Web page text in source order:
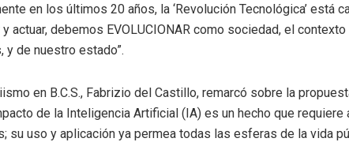
en los últimos 20 años, la ‘Revolución Tecnológica’ está
actuar, debemos EVOLUCIONAR como sociedad, el
de nuestro estado”.
en B.C.S., Fabrizio del Castillo, remarcó sobre la
de la Inteligencia Artificial (IA) es un hecho que requiere
su uso y aplicación ya permea todas las esferas de la vida